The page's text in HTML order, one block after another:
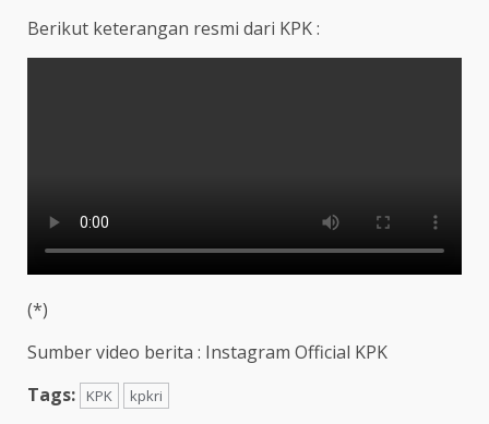
Berikut keterangan resmi dari KPK :
(*)
Sumber video berita : Instagram Official KPK
Tags:
KPK kpkri